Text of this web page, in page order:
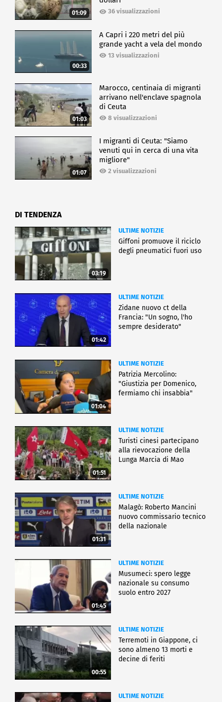
01:09 36 visualizzazioni
00:33
A Capri i 220 metri del più
grande yacht a vela del mondo
13 visualizzazioni
01:03
Marocco, centinaia di migranti
arrivano nell'enclave spagnola
di Ceuta
8 visualizzazioni
01:07
I migranti di Ceuta: "Siamo
venuti qui in cerca di una vita
migliore"
2 visualizzazioni
DI TENDENZA
03:19
ULTIME NOTIZIE
Giffoni promuove il riciclo
degli pneumatici fuori uso
01:42
ULTIME NOTIZIE
Zidane nuovo ct della
Francia: "Un sogno, l'ho
sempre desiderato"
01:04
ULTIME NOTIZIE
Patrizia Mercolino:
"Giustizia per Domenico,
fermiamo chi insabbia"
01:51
ULTIME NOTIZIE
Turisti cinesi partecipano
alla rievocazione della
Lunga Marcia di Mao
01:31
ULTIME NOTIZIE
Malagò: Roberto Mancini
nuovo commissario tecnico
della nazionale
01:45
ULTIME NOTIZIE
Musumeci: spero legge
nazionale su consumo
suolo entro 2027
00:55
ULTIME NOTIZIE
Terremoti in Giappone, ci
sono almeno 13 morti e
decine di feriti
ULTIME NOTIZIE